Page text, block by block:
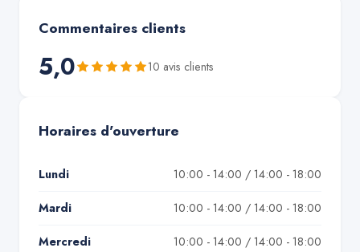
Commentaires clients
5,0 10 avis clients
Horaires d'ouverture
Lundi 10:00 - 14:00 / 14:00 - 18:00
Mardi 10:00 - 14:00 / 14:00 - 18:00
Mercredi 10:00 - 14:00 / 14:00 - 18:00